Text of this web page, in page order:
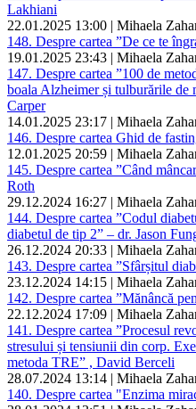
Lakhiani
22.01.2025 13:00 | Mihaela
148. Despre cartea ”De ce te
19.01.2025 23:43 | Mihaela
147. Despre cartea ”100 de
boala Alzheimer și tulburările de
Carper
14.01.2025 23:17 | Mihaela
146. Despre cartea Ghid de
12.01.2025 20:59 | Mihaela
145. Despre cartea ”Când
Roth
29.12.2024 16:27 | Mihaela
144. Despre cartea ”Codul
diabetul de tip 2” – dr. Jason
26.12.2024 20:33 | Mihaela
143. Despre cartea ”Sfârșitul
23.12.2024 14:15 | Mihaela
142. Despre cartea ”Mănâncă
22.12.2024 17:09 | Mihaela
141. Despre cartea ”Procesul
stresului și tensiunii din corp.
metoda TRE” , David Berceli
28.07.2024 13:14 | Mihaela
140. Despre cartea "Enzima